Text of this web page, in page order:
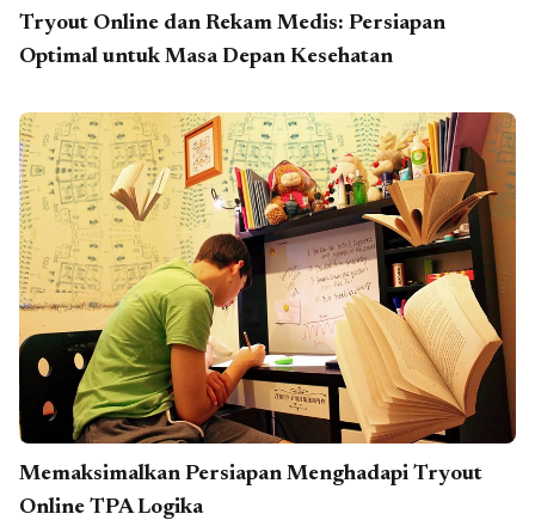
Tryout Online dan Rekam Medis: Persiapan
Optimal untuk Masa Depan Kesehatan
Memaksimalkan Persiapan Menghadapi Tryout
Online TPA Logika